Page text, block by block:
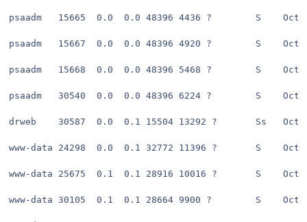
psaadm   15665  0.0  0.0 48396 4436 ?        S
psaadm   15667  0.0  0.0 48396 4920 ?        S
psaadm   15668  0.0  0.0 48396 5468 ?        S
psaadm   30540  0.0  0.0 48396 6224 ?        S
drweb    30587  0.0  0.1 15504 13292 ?       Ss
www-data 24298  0.0  0.1 32772 11396 ?       S
www-data 25675  0.1  0.1 28916 10016 ?       S
www-data 30105  0.1  0.1 28664 9900 ?        S